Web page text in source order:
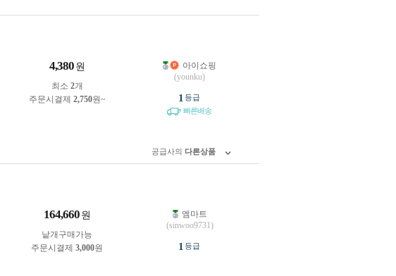
4,380 원
최소 2개
주문시결제 2,750원~
아이쇼핑
(younku)
1 등급
빠른배송
공급사의 다른상품
164,660 원
낱개구매가능
주문시결제 3,000원
엠마트
(sinwoo9731)
1 등급